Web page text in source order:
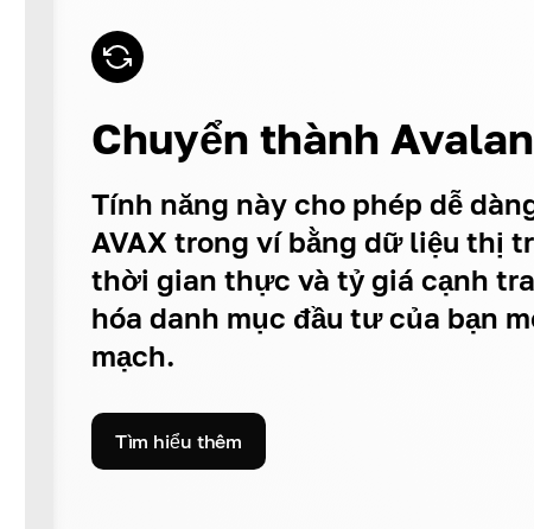
Chuyển thành
Tính năng này cho phép dễ
AVAX trong ví bằng dữ liệu thị
thời gian thực và tỷ giá cạnh
hóa danh mục đầu tư của bạn
mạch.
Tìm hiểu thêm